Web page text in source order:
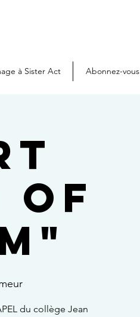
à Sister Act Abonnez-vous
Of
du collège Jean